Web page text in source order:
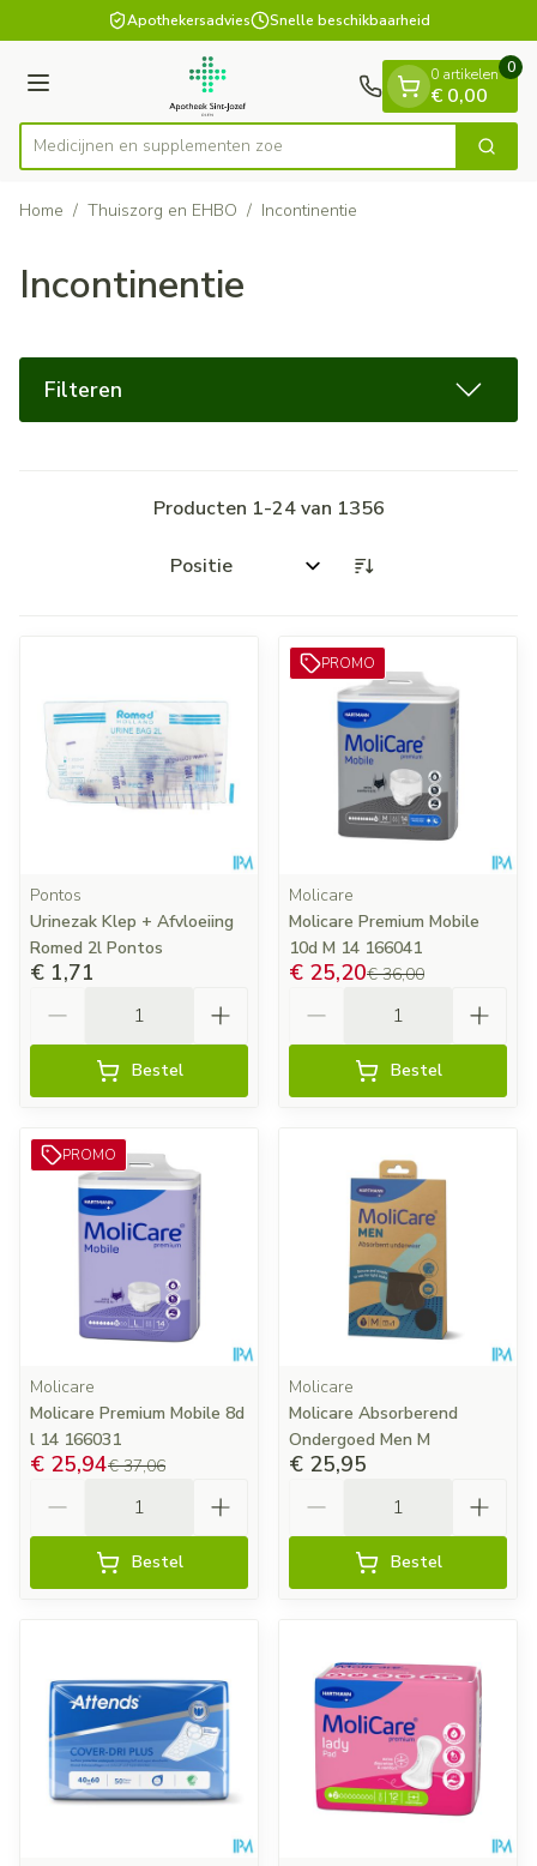
Ga naar de inhoudApothekersadvies Snelle beschikbaarheid
Menu
Product, merk, categorie...
Medicijnen Zoek
0 artikelen
€ 0,00
0
Home / Thuiszorg en EHBO / Incontinentie
Incontinentie
Filteren
Producten 1-24van 1356
Sorteer op:
Pontos
Urinezak Klep + Afvloeiing
Romed 2l Pontos
€ 1,71
Bestel
PROMO
Molicare
Molicare Premium Mobile
10d M 14 166041
€ 36,00
€ 25,20
Bestel
PROMO
Molicare
Molicare Premium Mobile 8d
l 14 166031
€ 37,06
€ 25,94
Bestel
Molicare
Molicare Absorberend
Ondergoed Men M
€ 25,95
Bestel